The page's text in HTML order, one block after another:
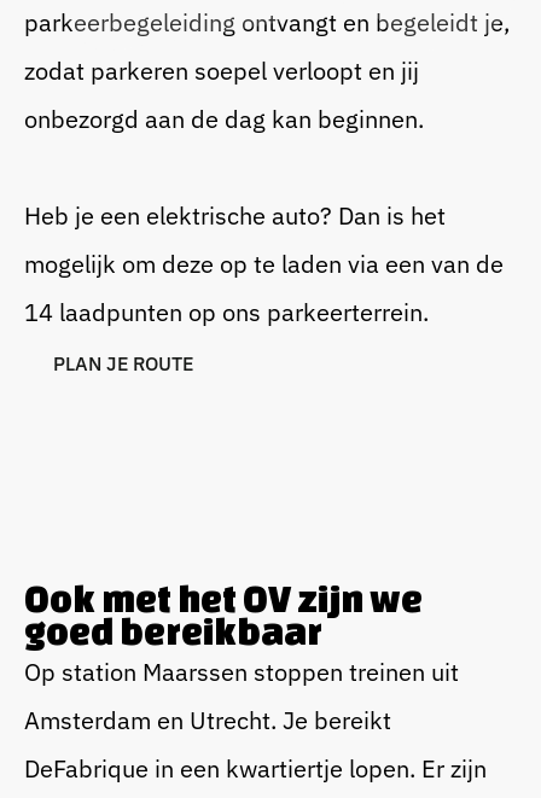
parkeerbegeleiding ontvangt en begeleidt je,
zodat parkeren soepel verloopt en jij
onbezorgd aan de dag kan beginnen.
Heb je een elektrische auto? Dan is het
mogelijk om deze op te laden via een van de
14 laadpunten op ons parkeerterrein.
PLAN JE ROUTE
Ook met het OV zijn we
goed bereikbaar
Op station Maarssen stoppen treinen uit
Amsterdam en Utrecht. Je bereikt
DeFabrique in een kwartiertje lopen. Er zijn